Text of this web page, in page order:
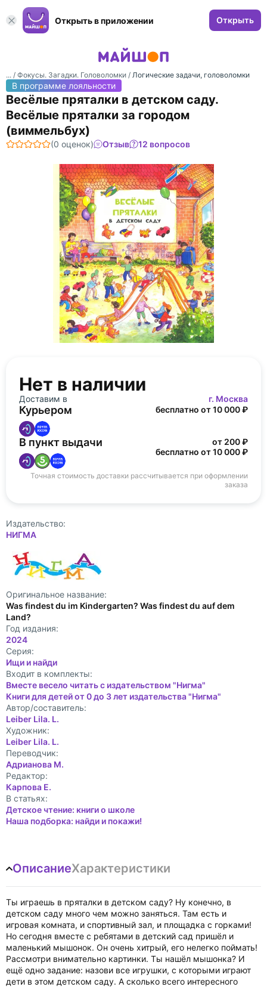
Открыть в приложении Открыть
... / Фокусы. Загадки. Головоломки / Логические задачи, головоломки
В программе лояльности
Весёлые пряталки в детском саду.
Весёлые пряталки за городом
(виммельбух)
(0 оценок) Отзыв 12 вопросов
Нет в наличии
Доставим в г. Москва
Курьером бесплатно от 10 000 ₽
В пункт выдачи
от 200 ₽
бесплатно от 10 000 ₽
Точная стоимость доставки рассчитывается при оформлении
заказа
Издательство:
НИГМА
Оригинальное название:
Was findest du im Kindergarten? Was findest du auf dem
Land?
Год издания:
2024
Cерия:
Ищи и найди
Входит в комплекты:
Вместе весело читать с издательством "Нигма"
Книги для детей от 0 до 3 лет издательства "Нигма"
Автор/составитель:
Leiber Lila. L.
Художник:
Leiber Lila. L.
Переводчик:
Адрианова М.
Редактор:
Карпова Е.
В статьях:
Детское чтение: книги о школе
Наша подборка: найди и покажи!
ОписаниеХарактеристики
Ты играешь в пряталки в детском саду? Ну конечно, в
детском саду много чем можно заняться. Там есть и
игровая комната, и спортивный зал, и площадка с горками!
Но сегодня вместе с ребятами в детский сад пришёл и
маленький мышонок. Он очень хитрый, его нелегко поймать!
Рассмотри внимательно картинки. Ты нашёл мышонка? И
ещё одно задание: назови все игрушки, с которыми играют
дети в этом детском саду. А сколько всего интересного